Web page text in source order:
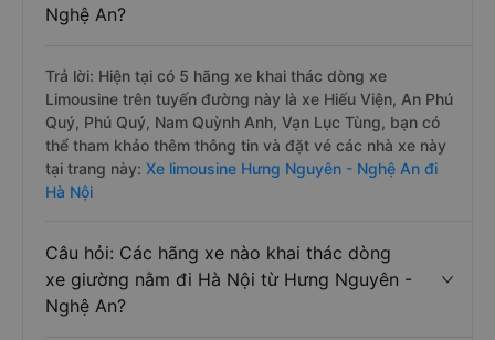
Nghệ An?
Trả lời: Hiện tại có 5 hãng xe khai thác dòng xe
Limousine trên tuyến đường này là xe Hiếu Viện, An Phú
Quý, Phú Quý, Nam Quỳnh Anh, Vạn Lục Tùng, bạn có
thể tham khảo thêm thông tin và đặt vé các nhà xe này
tại trang này: Xe limousine Hưng Nguyên - Nghệ An đi
Hà Nội
Câu hỏi: Các hãng xe nào khai thác dòng
xe giường nằm đi Hà Nội từ Hưng Nguyên -
Nghệ An?